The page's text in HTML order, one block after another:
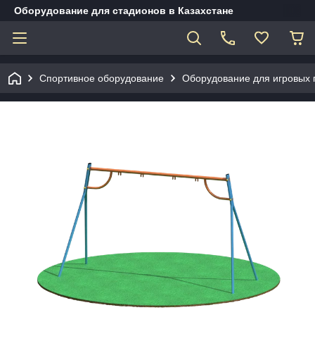
Оборудование для стадионов в Казахстане
Спортивное оборудование Оборудование для игровых